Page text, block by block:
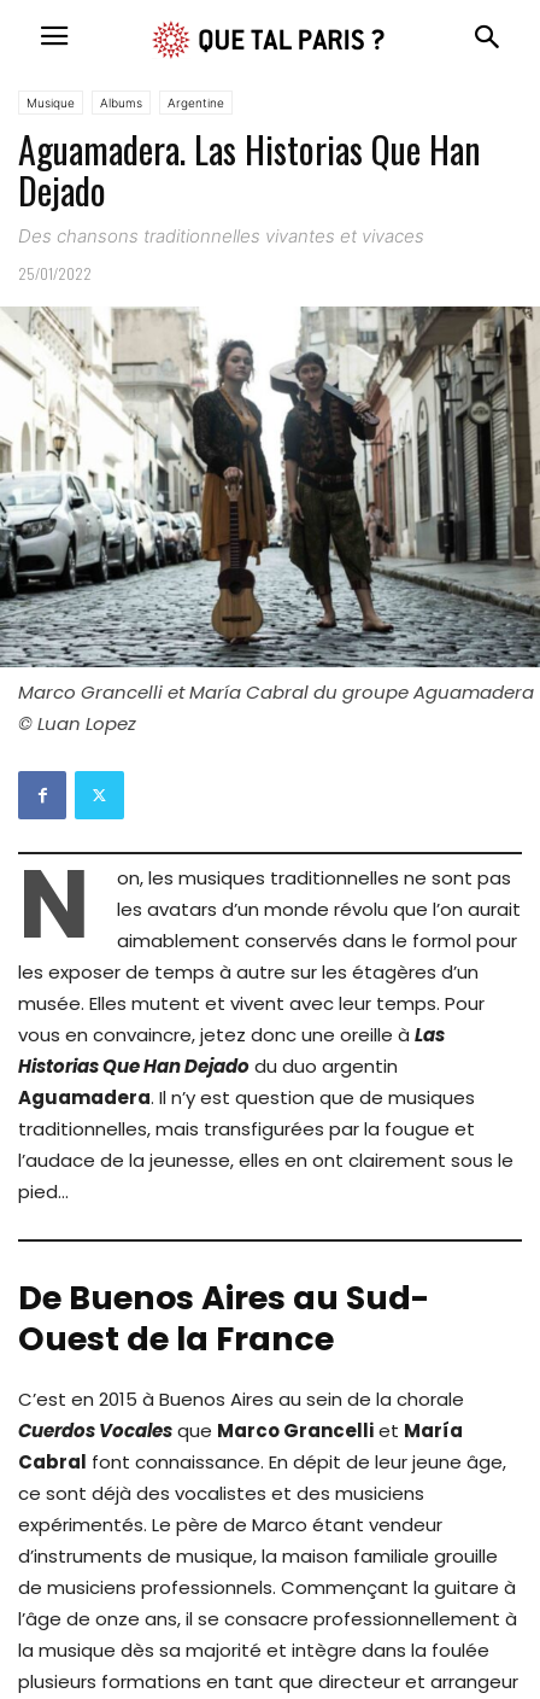
Musique Albums Argentine
Aguamadera. Las Historias Que Han
Dejado
Des chansons traditionnelles vivantes et vivaces
25/01/2022
Marco Grancelli et María Cabral du groupe Aguamadera
© Luan Lopez
N
on, les musiques traditionnelles ne sont pas
les avatars d’un monde révolu que l’on aurait
aimablement conservés dans le formol pour
les exposer de temps à autre sur les étagères d’un
musée. Elles mutent et vivent avec leur temps. Pour
vous en convaincre, jetez donc une oreille à Las
Historias Que Han Dejadodu duo argentin
Aguamadera. Il n’y est question que de musiques
traditionnelles, mais transfigurées par la fougue et
l’audace de la jeunesse, elles en ont clairement sous le
pied…
De Buenos Aires au Sud-
Ouest de la France
C’est en 2015 à Buenos Aires au sein de la chorale
Cuerdos Vocalesque Marco Grancelliet María
Cabral font connaissance. En dépit de leur jeune âge,
ce sont déjà des vocalistes et des musiciens
expérimentés. Le père de Marco étant vendeur
d’instruments de musique, la maison familiale grouille
de musiciens professionnels. Commençant la guitare à
l’âge de onze ans, il se consacre professionnellement à
la musique dès sa majorité et intègre dans la foulée
plusieurs formations en tant que directeur et arrangeur